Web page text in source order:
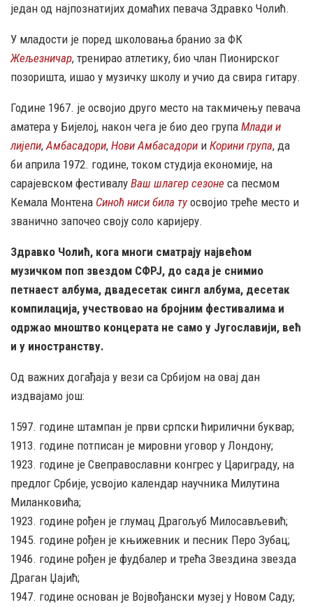
један од најпознатијих домаћих певача Здравко Чолић.
У младости је поред школовања бранио за ФК
Жељезничар, тренирао атлетику, био члан Пионирског
позоришта, ишао у музичку школу и учио да свира гитару.
Године 1967. је освојио друго место на такмичењу певача
аматера у Бијелој, након чега је био део група Млади и
лијепи, Амбасадори, Нови Амбасадори и Корини група, да
би априла 1972. године, током студија економије, на
сарајевском фестивалу Ваш шлагер сезоне са песмом
Кемала Монтена Синоћ ниси била ту освојио треће место и
званично започео своју соло каријеру.
Здравко Чолић, кога многи сматрају највећом
музичком поп звездом СФРЈ, до сада је снимио
петнаест албума, двадесетак сингл албума, десетак
компилација, учествовао на бројним фестивалима и
одржао мноштво концерата не само у Југославији, већ
и у иностранству.
Од важних догађаја у вези са Србијом на овај дан
издвајамо још:
1597. године штампан је први српски ћирилични буквар;
1913. године потписан је мировни уговор у Лондону;
1923. године је Свеправославни конгрес у Цариграду, на
предлог Србије, усвојио календар научника Милутина
Миланковића;
1923. године рођен је глумац Драгољуб Милосављевић;
1945. године рођен је књижевник и песник Перо Зубац;
1946. године рођен је фудбалер и трећа Звездина звезда
Драган Џајић;
1947. године основан је Војвођански музеј у Новом Саду;